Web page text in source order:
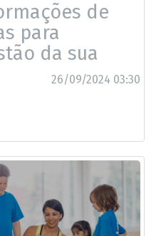
de
para
da sua
26/09/2024 03:30